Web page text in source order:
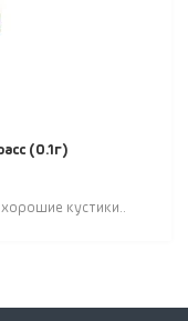
(0.1г)
хорошие кустики..